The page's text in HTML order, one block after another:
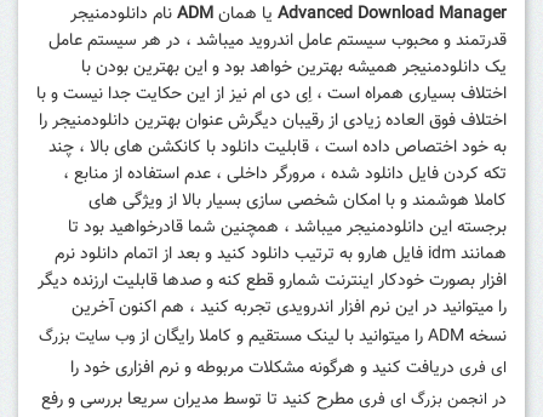
Advanced Download Manager یا همانADMنام دانلودمنیجر
قدرتمند و محبوب سیستم عامل اندروید میباشد ، در هر سیستم عامل
یک دانلودمنیجر همیشه بهترین خواهد بود و این بهترین بودن با
اختلاف بسیاری همراه است ، اِی دی ام نیز از این حکایت جدا نیست و با
اختلاف فوق العاده زیادی از رقیبان دیگرش عنوان بهترین دانلودمنیجر را
به خود اختصاص داده است ، قابلیت دانلود با کانکشن های بالا ، چند
تکه کردن فایل دانلود شده ، مرورگر داخلی ، عدم استفاده از منابع ،
کاملا هوشمند و با امکان شخصی سازی بسیار بالا از ویژگی های
برجسته این دانلودمنیجر میباشد ، همچنین شما قادرخواهید بود تا
همانند idm فایل هارو به ترتیب دانلود کنید و بعد از اتمام دانلود نرم
افزار بصورت خودکار اینترنت شمارو قطع کنه و صدها قابلیت ارزنده دیگر
را میتوانید در این نرم افزار اندرویدی تجربه کنید ، هم اکنون آخرین
نسخه ADM را میتوانید با لینک مستقیم و کاملا رایگان از
وب سایت بزرگ
ای فری دریافت کنید و هرگونه مشکلات مربوطه و نرم افزاری خود را
در انجمن بزرگ ای فری مطرح کنید تا توسط مدیران سریعا بررسی و رفع